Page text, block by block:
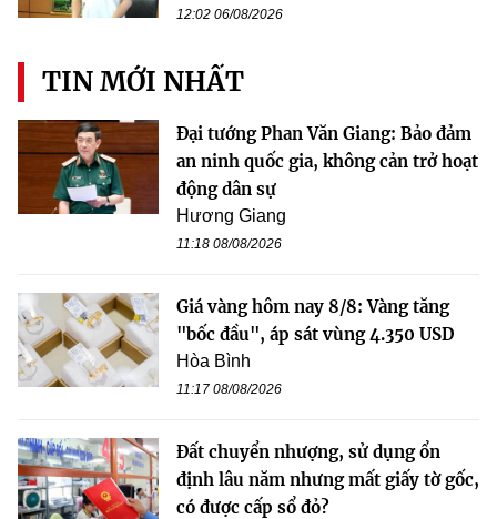
12:02 06/08/2026
TIN MỚI NHẤT
Đại tướng Phan Văn Giang: Bảo đảm
an ninh quốc gia, không cản trở hoạt
động dân sự
Hương Giang
11:18 08/08/2026
Giá vàng hôm nay 8/8: Vàng tăng
"bốc đầu", áp sát vùng 4.350 USD
Hòa Bình
11:17 08/08/2026
Đất chuyển nhượng, sử dụng ổn
định lâu năm nhưng mất giấy tờ gốc,
có được cấp sổ đỏ?